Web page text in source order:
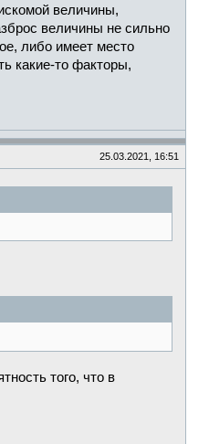
величины,
величины не сильно
либо имеет место
какие-то факторы,
25.03.2021, 16:51
того, что в